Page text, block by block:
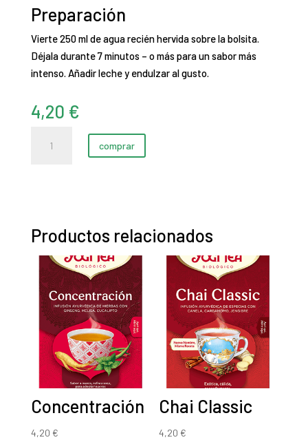
Preparación
Vierte 250 ml de agua recién hervida sobre la bolsita.
Déjala durante 7 minutos – o más para un sabor más
intenso. Añadir leche y endulzar al gusto.
4,20 €
Maca
comprar
Productos relacionados
Concentración
4,20 €
Chai Classic
4,20 €